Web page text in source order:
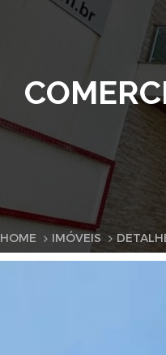
HOME IMÓVEIS